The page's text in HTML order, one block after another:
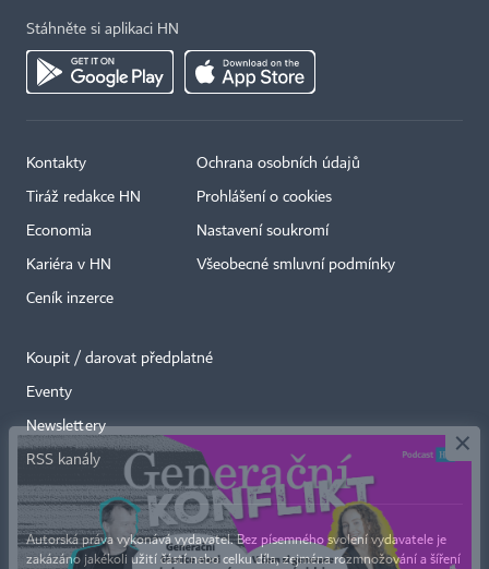
Stáhněte si aplikaci HN
Kontakty
Tiráž redakce HN
Economia
Kariéra v HN
Ceník inzerce
Ochrana osobních údajů
Prohlášení o cookies
Nastavení soukromí
Všeobecné smluvní podmínky
Koupit / darovat předplatné
Eventy
Newslettery
RSS kanály
Autorská práva vykonává vydavatel. Bez písemného svolení vydavatele je
zakázáno jakékoli užití částí nebo celku díla, zejména rozmnožování a šíření